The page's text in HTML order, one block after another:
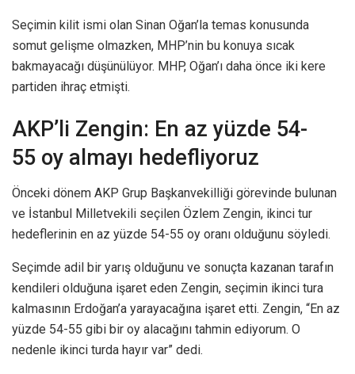
Seçimin kilit ismi olan Sinan Oğan’la temas konusunda
somut gelişme olmazken, MHP’nin bu konuya sıcak
bakmayacağı düşünülüyor. MHP, Oğan’ı daha önce iki kere
partiden ihraç etmişti.
AKP’li Zengin: En az yüzde 54-
55 oy almayı hedefliyoruz
Önceki dönem AKP Grup Başkanvekilliği görevinde bulunan
ve İstanbul Milletvekili seçilen Özlem Zengin, ikinci tur
hedeflerinin en az yüzde 54-55 oy oranı olduğunu söyledi.
Seçimde adil bir yarış olduğunu ve sonuçta kazanan tarafın
kendileri olduğuna işaret eden Zengin, seçimin ikinci tura
kalmasının Erdoğan’a yarayacağına işaret etti. Zengin, “En az
yüzde 54-55 gibi bir oy alacağını tahmin ediyorum. O
nedenle ikinci turda hayır var” dedi.